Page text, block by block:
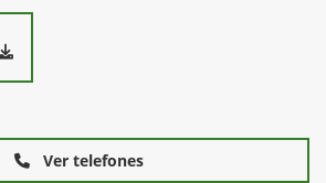
Ver telefones